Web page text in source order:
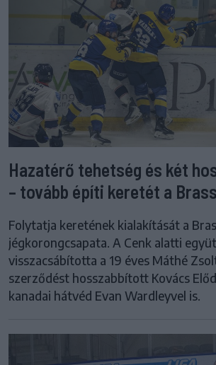
Hazatérő tehetség és két
– tovább építi keretét a
Folytatja keretének kialakítását a
jégkorongcsapata. A Cenk alatti
visszacsábította a 19 éves Máthé
szerződést hosszabbított Kovács
kanadai hátvéd Evan Wardleyvel is.